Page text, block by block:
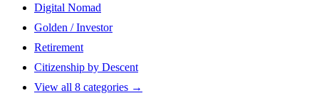
Digital Nomad
Golden / Investor
Retirement
Citizenship by Descent
View all 8 categories →